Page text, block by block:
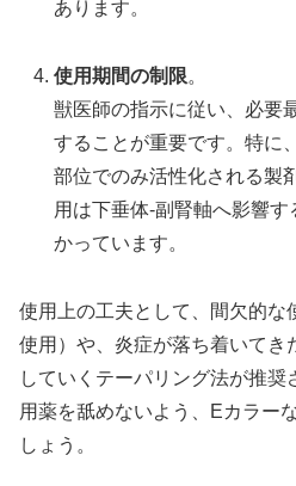
あります。
使用期間の制限。
獣医師の指示に従い、必要
することが重要です。特に
部位でのみ活性化される製
用は下垂体-副腎軸へ影響
かっています。
使用上の工夫として、間欠的な
使用）や、炎症が落ち着いてき
していくテーパリング法が推
用薬を舐めないよう、Eカラー
しょう。